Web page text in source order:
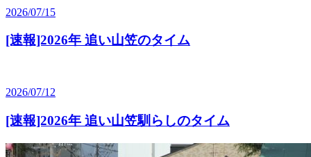
2026/07/15
[速報]2026年 追い山笠のタイム
2026/07/12
[速報]2026年 追い山笠馴らしのタイム